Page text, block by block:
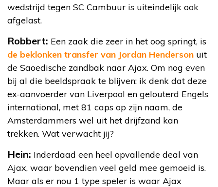
wedstrijd tegen SC Cambuur is uiteindelijk ook
afgelast.
Robbert: Een zaak die zeer in het oog springt, is
de beklonken transfer van Jordan Henderson uit
de Saoedische zandbak naar Ajax. Om nog even
bij al die beeldspraak te blijven: ik denk dat deze
ex-aanvoerder van Liverpool en gelouterd Engels
international, met 81 caps op zijn naam, de
Amsterdammers wel uit het drijfzand kan
trekken. Wat verwacht jij?
Hein: Inderdaad een heel opvallende deal van
Ajax, waar bovendien veel geld mee gemoeid is.
Maar als er nou 1 type speler is waar Ajax